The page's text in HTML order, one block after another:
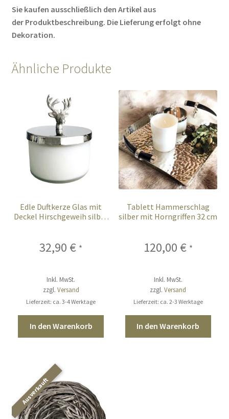
Sie kaufen ausschließlich den Artikel aus
der Produktbeschreibung. Die Lieferung erfolgt ohne
Dekoration.
Ähnliche Produkte
Edle Duftkerze Glas mit
Deckel Hirschgeweih silber
32,90 € *
Inkl. MwSt.
zzgl. Versand
Lieferzeit: ca. 3-4 Werktage
In den Warenkorb
Tablett Hammerschlag
silber mit Horngriffen 32 cm
120,00 € *
Inkl. MwSt.
zzgl.Versand
Lieferzeit: ca. 2-3 Werktage
In den Warenkorb